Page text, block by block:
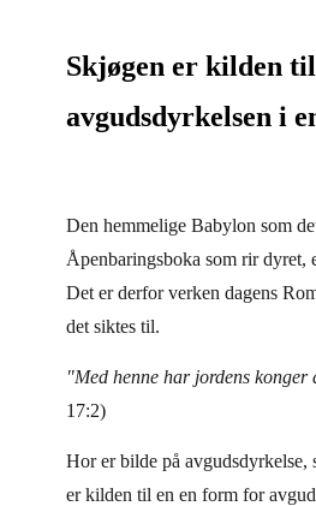
Skjøgen er kilden
avgudsdyrkelsen i
Den hemmelige Babylon som
Åpenbaringsboka som rir dyret,
Det er derfor verken dagens
det siktes til.
"Med henne har jordens konger
17:2)
Hor er bilde på avgudsdyrkelse,
er kilden til en en form for